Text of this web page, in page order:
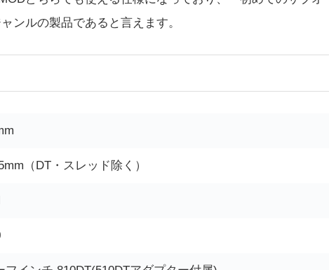
ンルの製品であると言えます。
（DT・スレッド除く）